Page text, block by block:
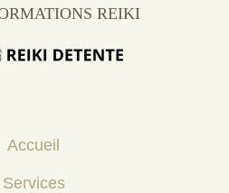
REIKI
Accueil
Services